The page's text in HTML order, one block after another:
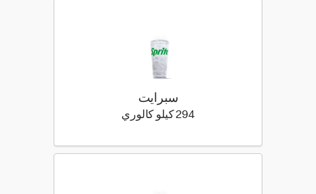
سبرايت
294 كيلو كالوري 294 كيلو سعرة حرارية